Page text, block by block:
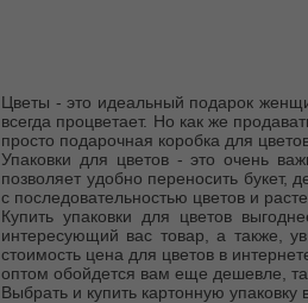
Цветы - это идеальный подарок
всегда процветает. Но как же
просто подарочная коробка для
Упаковки для цветов - это очень
позволяет удобно переносить букет,
с последовательностью цветов и
Купить упаковки для цветов
интересующий вас товар, а также,
стоимость цена для цветов в
оптом обойдется вам еще дешевле,
Выбрать и купить картонную